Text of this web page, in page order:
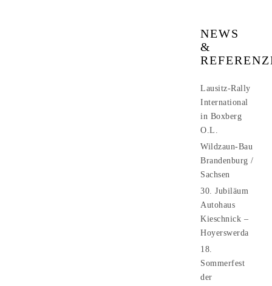
NEWS
&
Lausitz-Rally
International
in Boxberg
O.L.
Wildzaun-Bau
Brandenburg /
Sachsen
30. Jubiläum
Autohaus
Kieschnick –
Hoyerswerda
18.
Sommerfest
der